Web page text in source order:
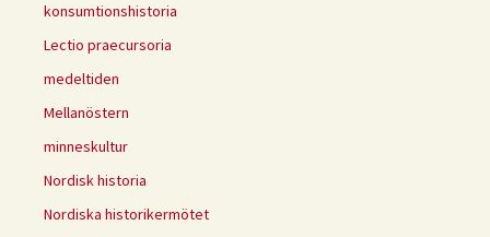
konsumtionshistoria
Lectio praecursoria
medeltiden
Mellanöstern
minneskultur
Nordisk historia
Nordiska historikermötet